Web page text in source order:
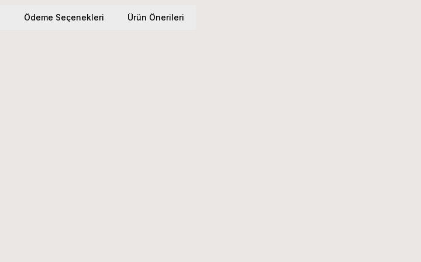
Ödeme Seçenekleri Ürün Önerileri